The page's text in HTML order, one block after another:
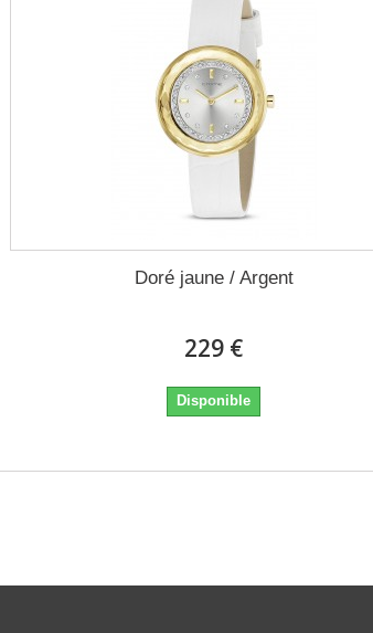
Doré jaune / Argent
229 €
Disponible